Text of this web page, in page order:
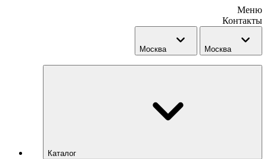
Меню
Контакты
Москва Москва
Каталог